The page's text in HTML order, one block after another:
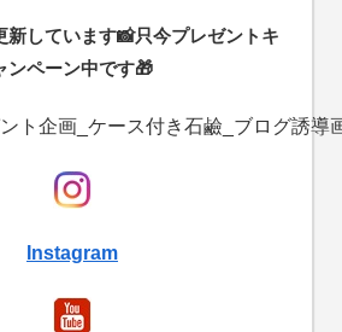
新しています📸只今プレゼントキ
ンペーン中です🎁
Instagram